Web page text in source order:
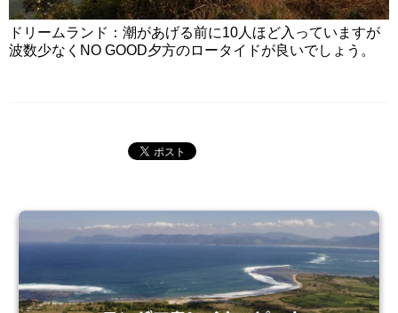
ドリームランド：潮があげる前に10人ほど入っていますが
波数少なくNO GOOD夕方のロータイドが良いでしょう。